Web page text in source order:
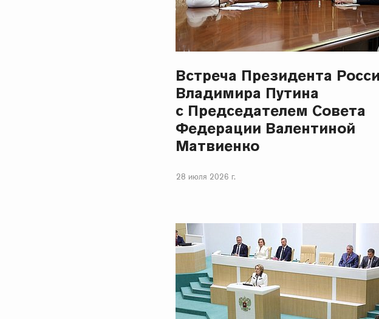
Встреча Президента
Владимира Путина
с Председателем Совета
Федерации Валентиной
Матвиенко
28 июля 2026 г.